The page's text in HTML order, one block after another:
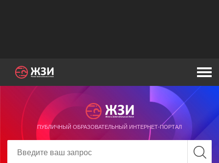
ПУБЛИЧНЫЙ ОБРАЗОВАТЕЛЬНЫЙ ИНТЕРНЕТ-ПОРТАЛ